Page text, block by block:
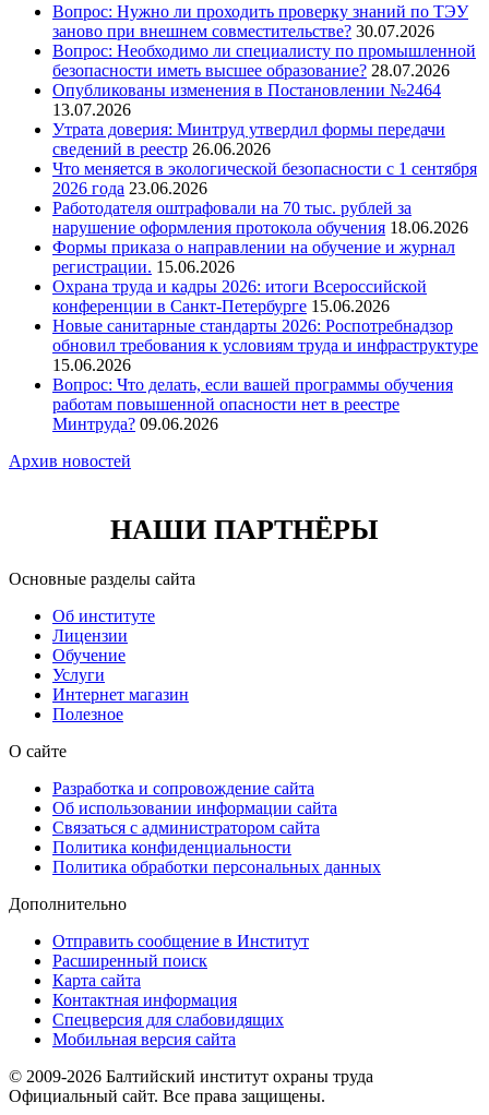
Вопрос: Нужно ли проходить проверку знаний по ТЭУ
заново при внешнем совместительстве? 30.07.2026
Вопрос: Необходимо ли специалисту по промышленной
безопасности иметь высшее образование? 28.07.2026
Опубликованы изменения в Постановлении №2464
13.07.2026
Утрата доверия: Минтруд утвердил формы передачи
сведений в реестр 26.06.2026
Что меняется в экологической безопасности с 1 сентября
2026 года 23.06.2026
Работодателя оштрафовали на 70 тыс. рублей за
нарушение оформления протокола обучения 18.06.2026
Формы приказа о направлении на обучение и журнал
регистрации. 15.06.2026
Охрана труда и кадры 2026: итоги Всероссийской
конференции в Санкт-Петербурге 15.06.2026
Новые санитарные стандарты 2026: Роспотребнадзор
обновил требования к условиям труда и инфраструктуре
15.06.2026
Вопрос: Что делать, если вашей программы обучения
работам повышенной опасности нет в реестре
Минтруда? 09.06.2026
Архив новостей
НАШИ ПАРТНЁРЫ
Основные разделы сайта
Об институте
Лицензии
Обучение
Услуги
Интернет магазин
Полезное
О сайте
Разработка и сопровождение сайта
Об использовании информации сайта
Связаться с администратором сайта
Политика конфиденциальности
Политика обработки персональных данных
Дополнительно
Отправить сообщение в Институт
Расширенный поиск
Карта сайта
Контактная информация
Спецверсия для слабовидящих
Мобильная версия сайта
© 2009-2026 Балтийский институт охраны труда
Официальный сайт. Все права защищены.